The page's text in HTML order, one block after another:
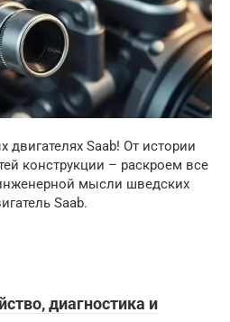
двигателях Saab! От истории
конструкции – раскроем все
мысли шведских
Saab.
диагностика и